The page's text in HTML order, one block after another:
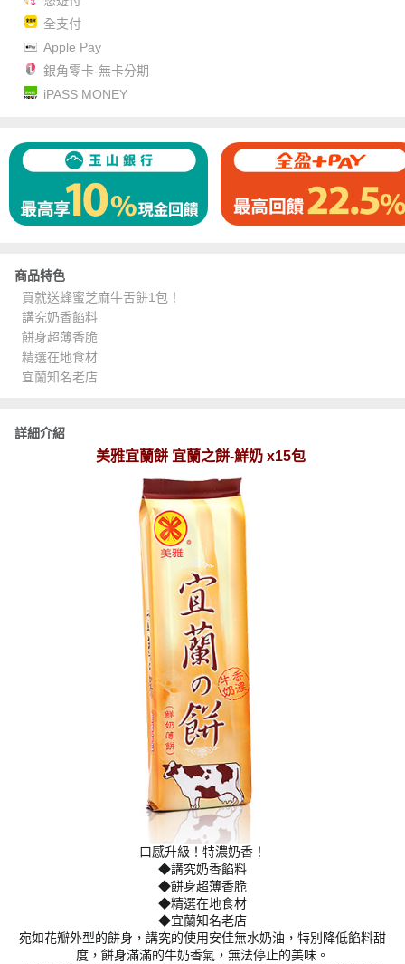
全支付
Apple Pay
銀角零卡-無卡分期
iPASS MONEY
商品特色
買就送蜂蜜芝麻牛舌餅1包！
講究奶香餡料
餅身超薄香脆
精選在地食材
宜蘭知名老店
詳細介紹
美雅宜蘭餅 宜蘭之餅-鮮奶 x15包
口感升級！特濃奶香！
◆講究奶香餡料
◆餅身超薄香脆
◆精選在地食材
◆宜蘭知名老店
宛如花瓣外型的餅身，講究的使用安佳無水奶油，特別降低餡料甜
度，餅身滿滿的牛奶香氣，無法停止的美味。